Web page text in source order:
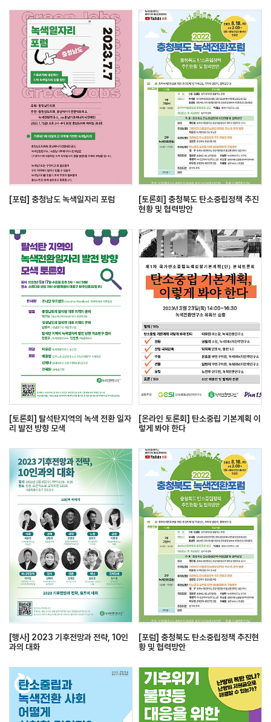
[포럼] 충청남도 녹색일자리 포럼
[토론회] 충청북도 탄소중립정책 추진
현황 및 협력방안
[토론회] 탈석탄지역의 녹색 전환 일자
리 발전 방향 모색
[온라인 토론회] 탄소중립 기본계획 이
렇게 봐야 한다
[행사] 2023 기후전망과 전략, 10인
과의 대화
[포럼] 충청북도 탄소중립정책 추진현
황 및 협력방안